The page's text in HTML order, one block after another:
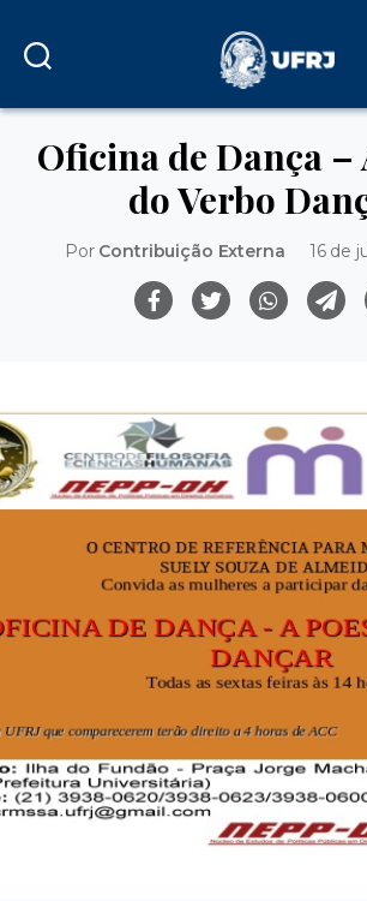
Oficina de Dança –
do Verbo
Por Contribuição Externa 16 de